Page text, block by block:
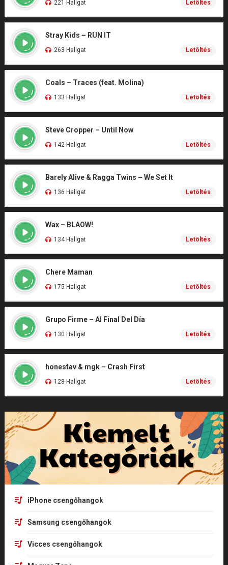
221 Hallgat Letöltés
Stray Kids – RUN IT
263 Hallgat Letöltés
Coals – Traces (feat. Molina)
133 Hallgat Letöltés
Steve Cropper – Until Now
142 Hallgat Letöltés
Barely Alive & Ragga Twins – We Set It
136 Hallgat Letöltés
Wax – BLAOW!
134 Hallgat Letöltés
Chere Maman
175 Hallgat Letöltés
Grupo Firme – Al Final Del Día
130 Hallgat Letöltés
honestav & mgk – Crash First
128 Hallgat Letöltés
iPhone csengőhangok
Samsung csengőhangok
Vicces csengőhangok